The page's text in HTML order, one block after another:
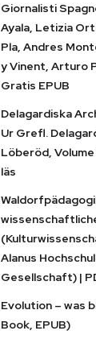
Giornalisti
Ayala, Letizia
Pla, Andres
y Vinent, Arturo
Gratis EPUB
Delagardiska
Ur Grefl.
Löberöd,
läs
Alanus
Gesellschaft) |
Evolution – was
Book, EPUB)